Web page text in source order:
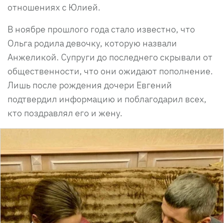
отношениях с Юлией.
В ноябре прошлого года стало известно, что
Ольга родила девочку, которую назвали
Анжеликой. Супруги до последнего скрывали от
общественности, что они ожидают пополнение.
Лишь после рождения дочери Евгений
подтвердил информацию и поблагодарил всех,
кто поздравлял его и жену.